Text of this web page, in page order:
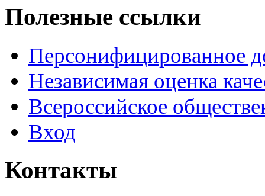
Полезные ссылки
Персонифицированное
Независимая оценка
Всероссийское
Вход
Контакты